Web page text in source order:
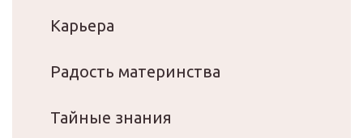
Карьера
Радость материнства
Тайные знания